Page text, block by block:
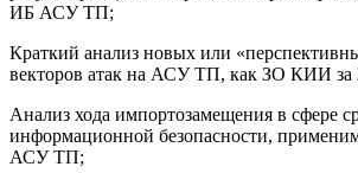
ИБ АСУ ТП;
Краткий анализ новых или
векторов атак на АСУ ТП, как ЗО КИИ за
Анализ хода импортозамещения в сфере
информационной безопасности,
АСУ ТП;